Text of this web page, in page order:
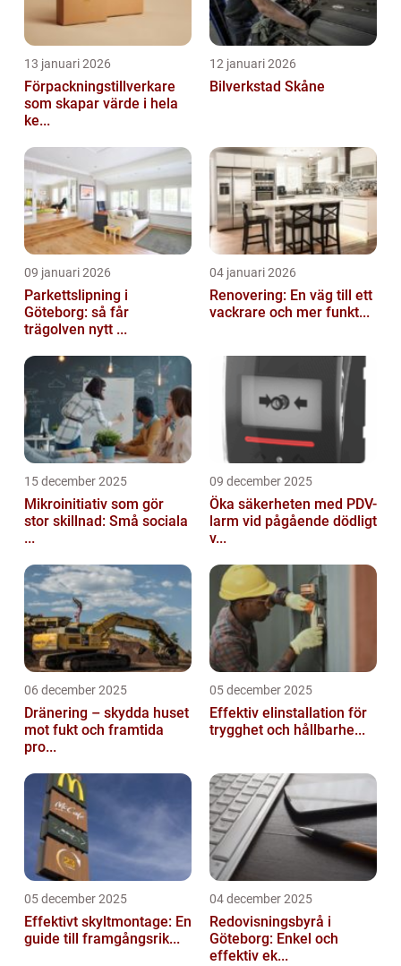
13 januari 2026
Förpackningstillverkare
som skapar värde i hela
ke...
12 januari 2026
Bilverkstad Skåne
09 januari 2026
Parkettslipning i
Göteborg: så får
trägolven nytt ...
04 januari 2026
Renovering: En väg till ett
vackrare och mer funkt...
15 december 2025
Mikroinitiativ som gör
stor skillnad: Små sociala
...
09 december 2025
Öka säkerheten med PDV-
larm vid pågående dödligt
v...
06 december 2025
Dränering – skydda huset
mot fukt och framtida
pro...
05 december 2025
Effektiv elinstallation för
trygghet och hållbarhe...
05 december 2025
Effektivt skyltmontage: En
guide till framgångsrik...
04 december 2025
Redovisningsbyrå i
Göteborg: Enkel och
effektiv ek...